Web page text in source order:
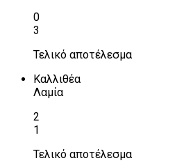
0
3
Τελικό αποτέλεσμα
Καλλιθέα
Λαμία
2
1
Τελικό αποτέλεσμα